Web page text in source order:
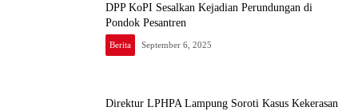
DPP KoPI Sesalkan Kejadian Perundungan di
Pondok Pesantren
Berita September 6, 2025
Direktur LPHPA Lampung Soroti Kasus Kekerasan